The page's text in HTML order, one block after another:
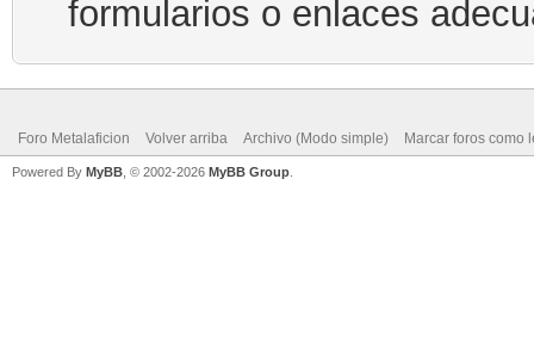
formularios o enlaces
Foro Metalaficion Volver arriba Archivo (Modo simple) Marcar foros como
Powered By MyBB , © 2002-2026 MyBB Group